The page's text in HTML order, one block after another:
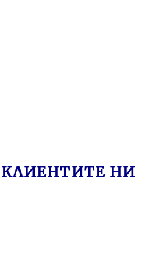
КЛИЕНТИТЕ НИ